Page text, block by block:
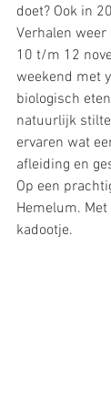
doet? Ook in
Verhalen weer
10 t/m 12
weekend met
biologisch
natuurlijk
ervaren wat
afleiding en
Op een
Hemelum.
kadootje.